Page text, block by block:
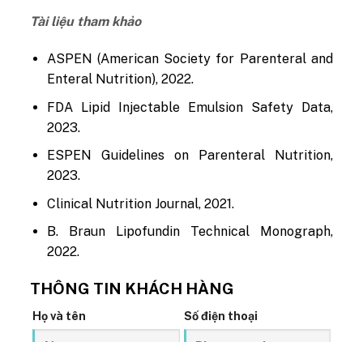
Tài liệu tham khảo
ASPEN (American Society for Parenteral and
Enteral Nutrition), 2022.
FDA Lipid Injectable Emulsion Safety Data,
2023.
ESPEN Guidelines on Parenteral Nutrition,
2023.
Clinical Nutrition Journal, 2021.
B. Braun Lipofundin Technical Monograph,
2022.
THÔNG TIN KHÁCH HÀNG
Họ và tên Số điện thoại